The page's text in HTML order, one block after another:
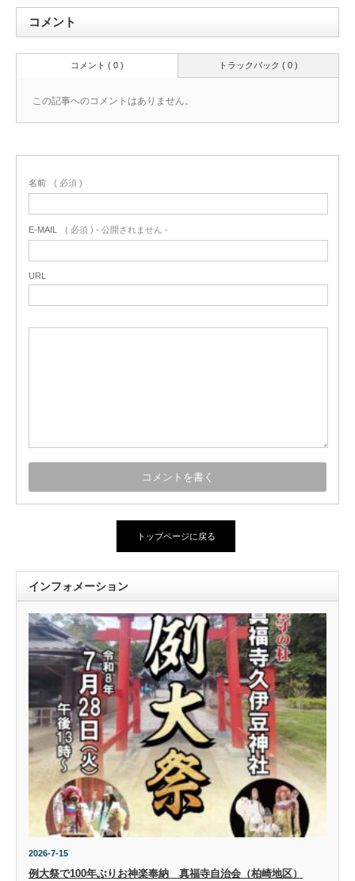
コメント
トラックバック ( 0 )
コメント ( 0 )
この記事へのコメントはありません。
名前 ( 必須 )
E-MAIL ( 必須 ) - 公開されません -
URL
トップページに戻る
インフォメーション
2026-7-15
例大祭で100年ぶりお神楽奉納 真福寺自治会（柏崎地区）